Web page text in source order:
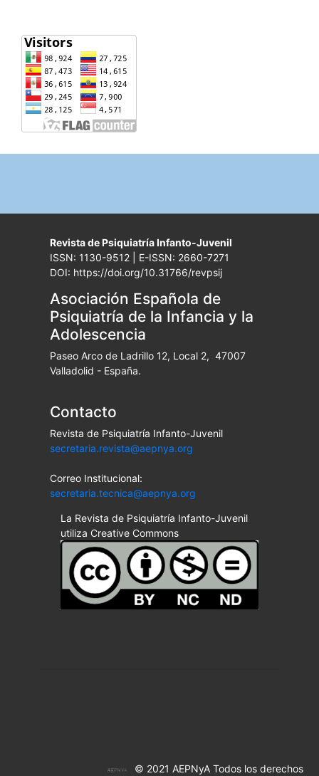
Revista de Psiquiatría Infanto-Juvenil
ISSN: 1130-9512 | E-ISSN: 2660-7271
DOI: https://doi.org/10.31766/revpsij
Asociación Española de
Psiquiatría de la Infancia y la
Adolescencia
Paseo Arco de Ladrillo 12, Local 2, 47007
Valladolid - España.
Contacto
Revista de Psiquiatría Infanto-Juvenil
secretaria.revista@aepnya.org
Correo Institucional:
secretaria.tecnica@aepnya.org
La Revista de Psiquiatría Infanto-Juvenil
utiliza Creative Commons
© 2021 AEPNyA Todos los derechos